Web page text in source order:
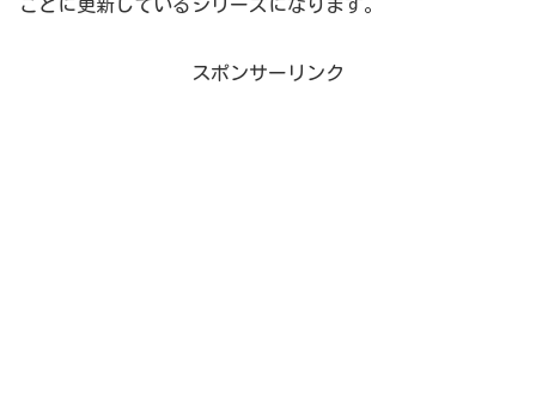
ごとに更新しているシリーズになります。
スポンサーリンク